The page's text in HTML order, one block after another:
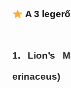
A 3
1. Lion’s
erinaceus)